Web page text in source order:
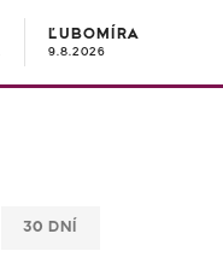
ĽUBOMÍRA
9.8.2026
30 DNÍ